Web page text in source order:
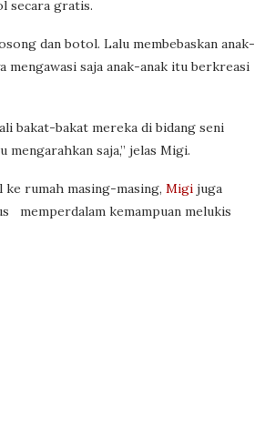
secara gratis.
dan botol. Lalu membebaskan anak-
mengawasi saja anak-anak itu berkreasi
bakat-bakat mereka di bidang seni
mengarahkan saja,” jelas Migi.
rumah masing-masing, Migi juga
memperdalam kemampuan melukis